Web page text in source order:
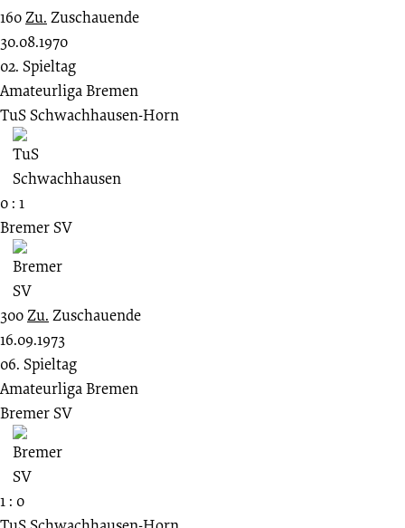
160Zu. Zuschauende
30.08.1970
02. Spieltag
Amateurliga Bremen
TuS Schwachhausen-Horn
0 : 1
Bremer SV
300Zu. Zuschauende
16.09.1973
06. Spieltag
Amateurliga Bremen
Bremer SV
1 : 0